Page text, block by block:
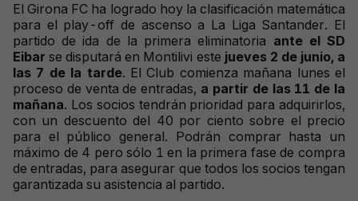
El Girona FC ha logrado hoy la clasificación matemática
para el play-off de ascenso a La Liga Santander. El
partido de ida de la primera eliminatoria ante el SD
Eibar se disputará en Montilivi este jueves 2 de junio, a
las 7 de la tarde. El Club comienza mañana lunes el
proceso de venta de entradas, a partir de las 11 de la
mañana. Los socios tendrán prioridad para adquirirlos,
con un descuento del 40 por ciento sobre el precio
para el público general. Podrán comprar hasta un
máximo de 4 pero sólo 1 en la primera fase de compra
de entradas, para asegurar que todos los socios tengan
garantizada su asistencia al partido.